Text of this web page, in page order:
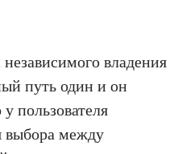
владения
путь один и он
пользователя
выбора между